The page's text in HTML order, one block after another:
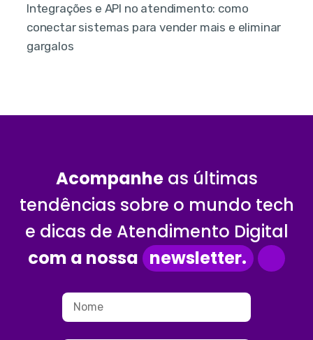
Integrações e API no atendimento: como
conectar sistemas para vender mais e eliminar
gargalos
Acompanheas últimas
tendências sobre o mundo tech
e dicas de Atendimento Digital
com a nossa newsletter.